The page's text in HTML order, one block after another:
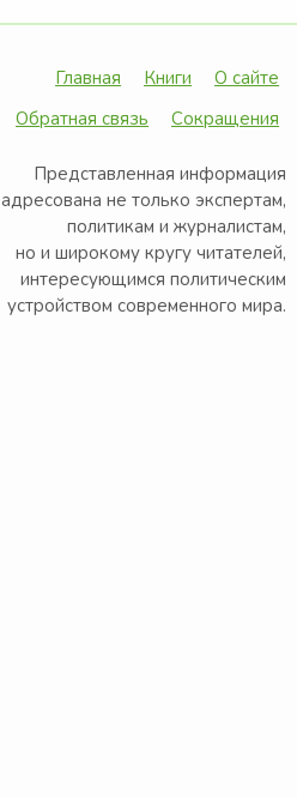
Главная Книги
О сайте
Обратная связь
Сокращения
Представленная информация
адресована не только экспертам,
политикам и журналистам,
но и широкому кругу читателей,
интересующимся политическим
устройством современного мира.